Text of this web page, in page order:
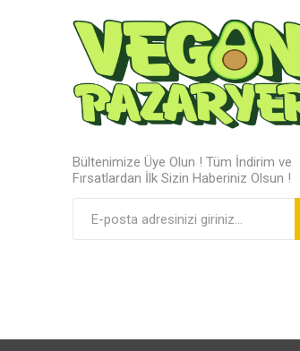
Bültenimize Üye Olun ! Tüm İndirim ve
Fırsatlardan İlk Sizin Haberiniz Olsun !